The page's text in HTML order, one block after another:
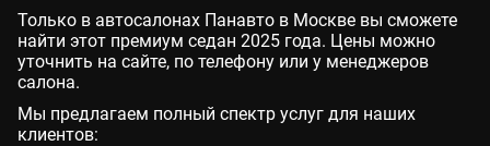
Только в автосалонах Панавто в Москве вы сможете
найти этот премиум седан 2025 года. Цены можно
уточнить на сайте, по телефону или у менеджеров
салона.
Мы предлагаем полный спектр услуг для наших
клиентов: